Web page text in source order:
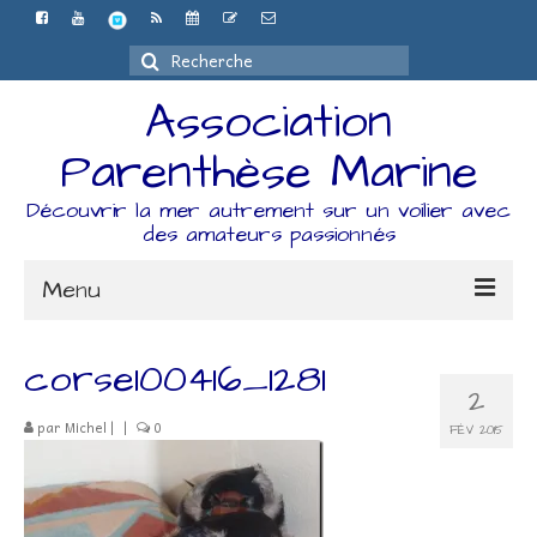
Rechercher
:
Association
Parenthèse Marine
Découvrir la mer autrement sur un voilier avec
des amateurs passionnés
Menu
Organisation
2
FÉV 2015
corse100416_1281
par Michel | | 0